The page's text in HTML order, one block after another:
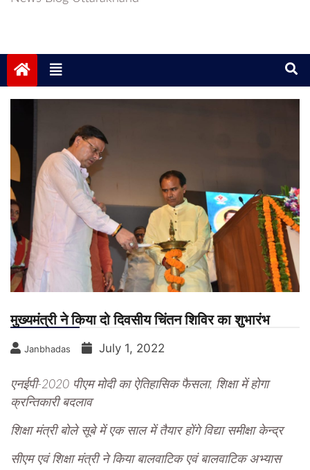
मुख्यमंत्री ने किया दो दिवसीय चिंतन शिविर का शुभारंभ
Janbhadas July 1, 2022
एनईपी-2020 पीएम मोदी का ऐतिहासिक फैसला, शिक्षा में होगा
क्रन्तिकारी बदलाव
शिक्षा मंत्री बोले सूबे में एक साल में तैयार होंगे विद्या समीक्षा केन्द्र
सीएम एवं शिक्षा मंत्री ने किया बालवाटिक एवं बालवाटिक अभ्यास